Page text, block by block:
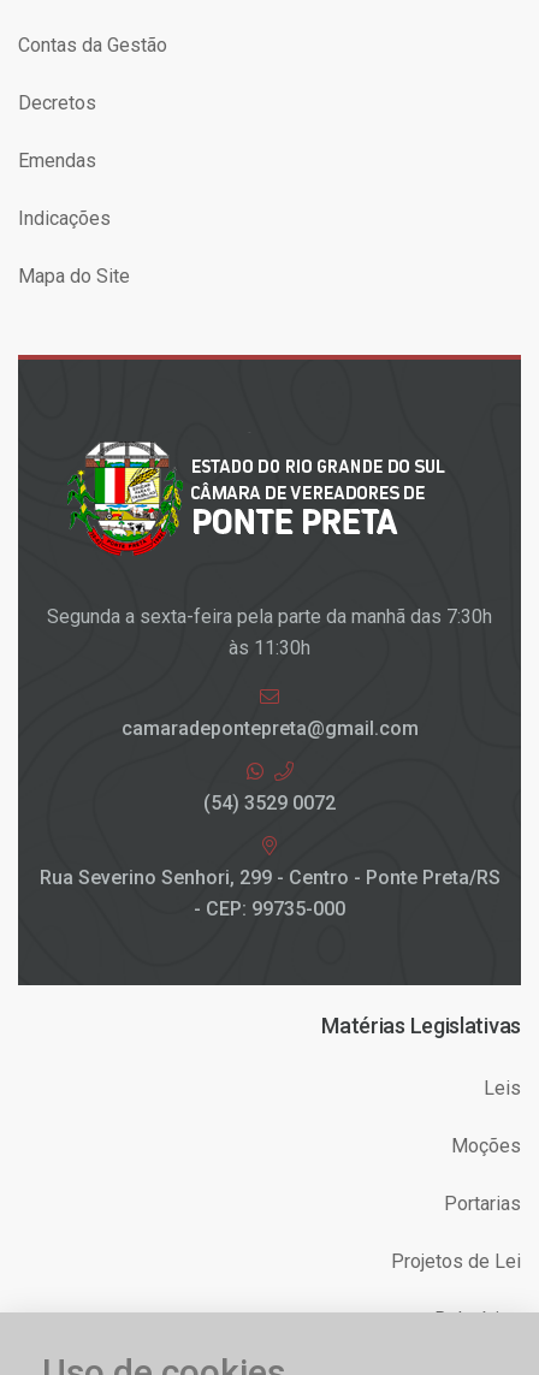
Contas da Gestão
Decretos
Emendas
Indicações
Mapa do Site
Segunda a sexta-feira pela parte da manhã das 7:30h
às 11:30h
camaradepontepreta@gmail.com
(54) 3529 0072
Rua Severino Senhori, 299 - Centro - Ponte Preta/RS
- CEP: 99735-000
Matérias Legislativas
Leis
Moções
Portarias
Projetos de Lei
Relatórios